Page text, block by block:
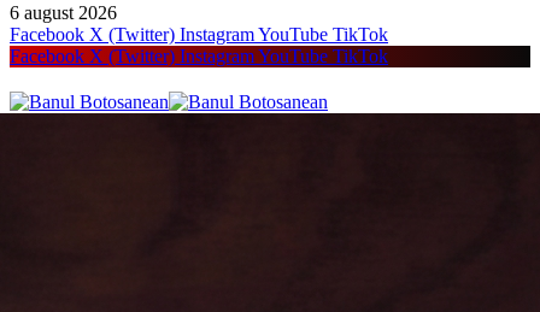
6 august 2026
Facebook X (Twitter) InstagramYouTube TikTok
Facebook X (Twitter) InstagramYouTube TikTok